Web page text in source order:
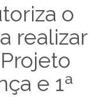
o
realizar
e 1ª